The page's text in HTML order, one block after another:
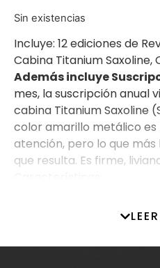
Sin existencias
Incluye: 12 ediciones de
Cabina Titanium
Además incluye
mes, la suscripción anual
cabina Titanium Saxoline
color amarillo metálico
atención, pero lo que
que resulta. Es firme,
Sistema de ruedas
Compartimento